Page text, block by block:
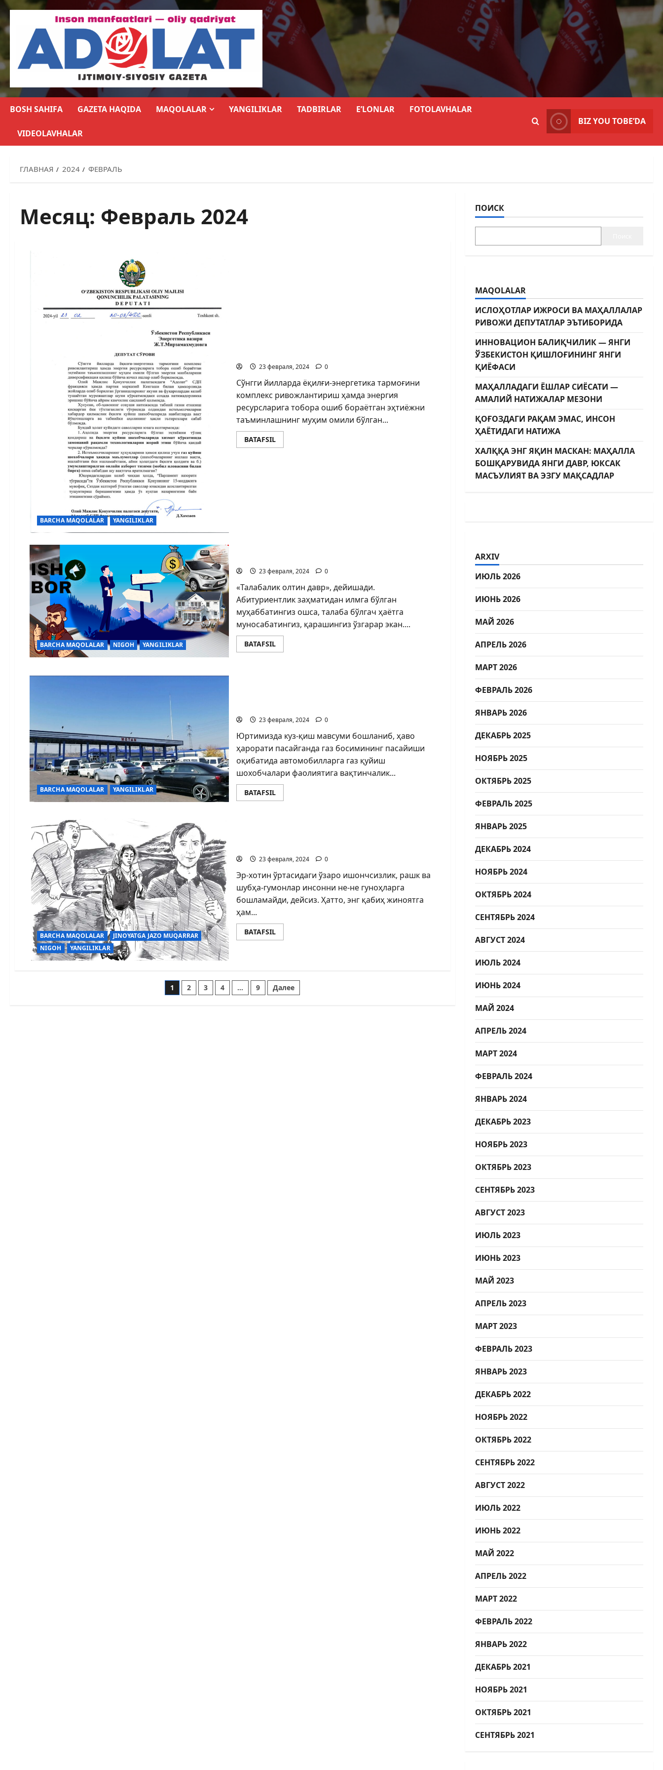
BOSH SAHIFA GAZETA HAQIDA MAQOLALAR YANGILIKLAR TADBIRLAR E’LONLAR FOTOLAVHALAR
VIDEOLAVHALAR
BIZ YOU TOBE’DA
ГЛАВНАЯ 2024 ФЕВРАЛЬ
Месяц: Февраль 2024
BARCHA MAQOLALAR YANGILIKLAR
23 февраля, 2024 0
Сўнгги йилларда ёқилғи-энергетика тармоғини
комплекс ривожлантириш ҳамда энергия
ресурсларига тобора ошиб бораётган эҳтиёжни
таъминлашнинг муҳим омили бўлган...
BATAFSIL
BARCHA MAQOLALAR NIGOH YANGILIKLAR
23 февраля, 2024 0
«Талабалик олтин давр», дейишади.
Абитуриентлик заҳматидан илмга бўлган
муҳаббатингиз ошса, талаба бўлгач ҳаётга
муносабатингиз, қарашингиз ўзгарар экан....
BATAFSIL
BARCHA MAQOLALAR YANGILIKLAR
23 февраля, 2024 0
Юртимизда куз-қиш мавсуми бошланиб, ҳаво
ҳарорати пасайганда газ босимининг пасайиши
оқибатида автомобилларга газ қуйиш
шохобчалари фаолиятига вақтинчалик...
BATAFSIL
BARCHA MAQOLALAR
JINOYATGA JAZO MUQARRAR
NIGOH
YANGILIKLAR
23 февраля, 2024 0
Эр-хотин ўртасидаги ўзаро ишончсизлик, рашк ва
шубҳа-гумонлар инсонни не-не гуноҳларга
бошламайди, дейсиз. Ҳатто, энг қабиҳ жиноятга
ҳам...
BATAFSIL
1 2 3 4 … 9 Далее
ПОИСК
MAQOLALAR
ИСЛОҲОТЛАР ИЖРОСИ ВА МАҲАЛЛАЛАР
РИВОЖИ ДЕПУТАТЛАР ЭЪТИБОРИДА
ИННОВАЦИОН БАЛИҚЧИЛИК — ЯНГИ
ЎЗБЕКИСТОН ҚИШЛОҒИНИНГ ЯНГИ
ҚИЁФАСИ
МАҲАЛЛАДАГИ ЁШЛАР СИЁСАТИ —
АМАЛИЙ НАТИЖАЛАР МЕЗОНИ
ҚОҒОЗДАГИ РАҚАМ ЭМАС, ИНСОН
ҲАЁТИДАГИ НАТИЖА
ХАЛҚҚА ЭНГ ЯҚИН МАСКАН: МАҲАЛЛА
БОШҚАРУВИДА ЯНГИ ДАВР, ЮКСАК
МАСЪУЛИЯТ ВА ЭЗГУ МАҚСАДЛАР
ARXIV
ИЮЛЬ 2026
ИЮНЬ 2026
МАЙ 2026
АПРЕЛЬ 2026
МАРТ 2026
ФЕВРАЛЬ 2026
ЯНВАРЬ 2026
ДЕКАБРЬ 2025
НОЯБРЬ 2025
ОКТЯБРЬ 2025
ФЕВРАЛЬ 2025
ЯНВАРЬ 2025
ДЕКАБРЬ 2024
НОЯБРЬ 2024
ОКТЯБРЬ 2024
СЕНТЯБРЬ 2024
АВГУСТ 2024
ИЮЛЬ 2024
ИЮНЬ 2024
МАЙ 2024
АПРЕЛЬ 2024
МАРТ 2024
ФЕВРАЛЬ 2024
ЯНВАРЬ 2024
ДЕКАБРЬ 2023
НОЯБРЬ 2023
ОКТЯБРЬ 2023
СЕНТЯБРЬ 2023
АВГУСТ 2023
ИЮЛЬ 2023
ИЮНЬ 2023
МАЙ 2023
АПРЕЛЬ 2023
МАРТ 2023
ФЕВРАЛЬ 2023
ЯНВАРЬ 2023
ДЕКАБРЬ 2022
НОЯБРЬ 2022
ОКТЯБРЬ 2022
СЕНТЯБРЬ 2022
АВГУСТ 2022
ИЮЛЬ 2022
ИЮНЬ 2022
МАЙ 2022
АПРЕЛЬ 2022
МАРТ 2022
ФЕВРАЛЬ 2022
ЯНВАРЬ 2022
ДЕКАБРЬ 2021
НОЯБРЬ 2021
ОКТЯБРЬ 2021
СЕНТЯБРЬ 2021